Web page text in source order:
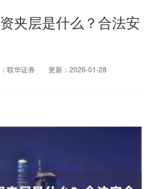
夹层是什么？合法安
联华证券
更新：2026-01-28